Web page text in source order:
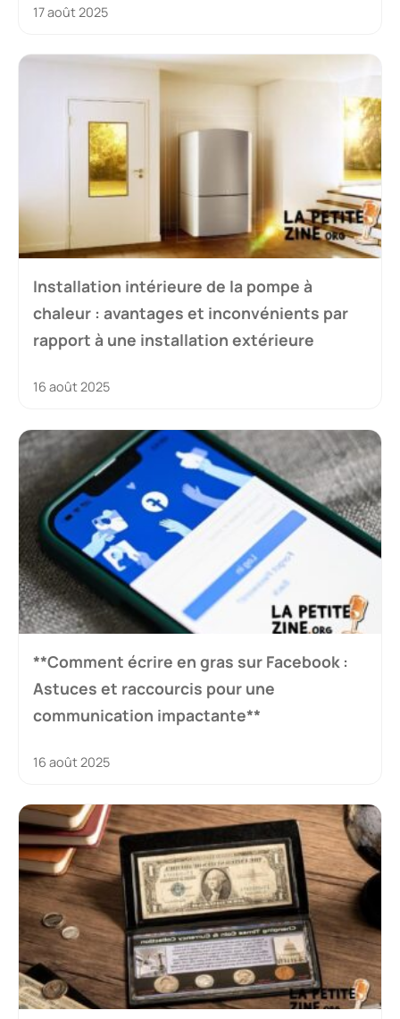
17 août 2025
Installation intérieure de la pompe à
chaleur : avantages et inconvénients par
rapport à une installation extérieure
16 août 2025
**Comment écrire en gras sur Facebook :
Astuces et raccourcis pour une
communication impactante**
16 août 2025